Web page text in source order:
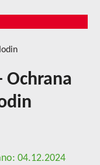
Ochrana
04.12.2024